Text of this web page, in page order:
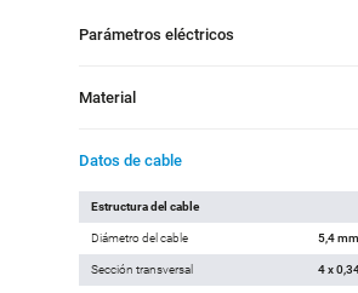
Parámetros eléctricos
Material
Datos de cable
Estructura del cable
Diámetro del cable 5,4 mm
Sección transversal 4 x